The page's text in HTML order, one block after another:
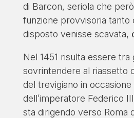
di Barcon, seriola che
funzione provvisoria tanto
disposto venisse scavata,
Nel 1451 risulta essere tra
sovrintendere al riassetto
del trevigiano in occasione
dell’imperatore Federico
sta dirigendo verso Roma